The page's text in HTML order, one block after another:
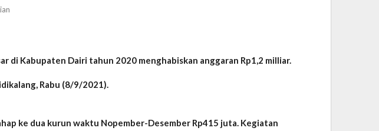
di Kabupaten Dairi tahun 2020 menghabiskan anggaran Rp1,2 milliar.
Rabu (8/9/2021).
ke dua kurun waktu Nopember-Desember Rp415 juta. Kegiatan